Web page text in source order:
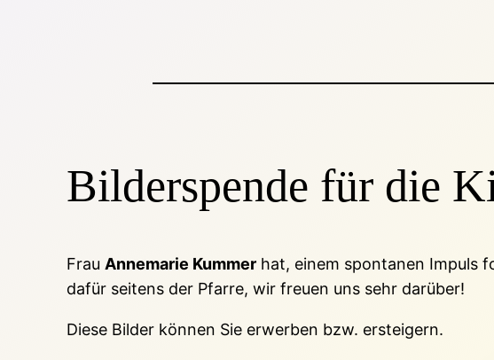
Bilderspende für die
FrauAnnemarie Kummer hat, einem spontanen Impuls
dafür seitens der Pfarre, wir freuen uns sehr darüber!
Diese Bilder können Sie erwerben bzw. ersteigern.